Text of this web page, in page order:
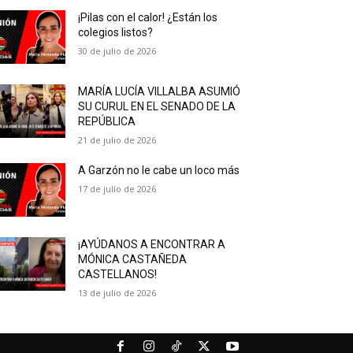
¡Pilas con el calor! ¿Están los
colegios listos?
30 de julio de 2026
MARÍA LUCÍA VILLALBA ASUMIÓ
SU CURUL EN EL SENADO DE LA
REPÚBLICA
21 de julio de 2026
A Garzón no le cabe un loco más
17 de julio de 2026
¡AYÚDANOS A ENCONTRAR A
MÓNICA CASTAÑEDA
CASTELLANOS!
13 de julio de 2026